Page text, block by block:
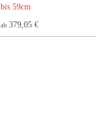
bis 59cm
ab 379,05 €